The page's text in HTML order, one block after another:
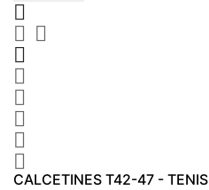









CALCETINES T42-47 - TENIS